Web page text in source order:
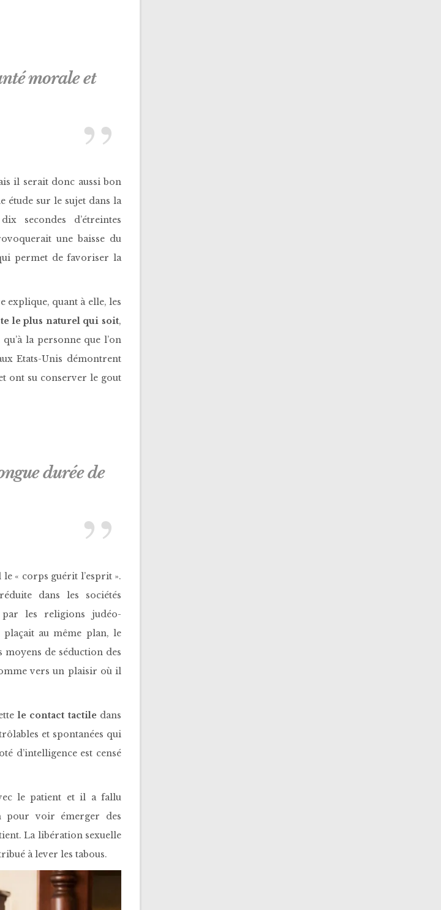
morale et
il serait donc aussi bon
étude sur le sujet dans la
secondes d’étreintes
une baisse du
permet de favoriser la
explique, quant à elle, les
le plus naturel qui soit,
la personne que l’on
Etats-Unis démontrent
ont su conserver le gout
durée de
« corps guérit l’esprit ».
dans les sociétés
par les religions judéo-
plaçait au même plan, le
moyens de séduction des
vers un plaisir où il
le contact tactiledans
et spontanées qui
d’intelligence est censé
le patient et il a fallu
pour voir émerger des
La libération sexuelle
à lever les tabous.